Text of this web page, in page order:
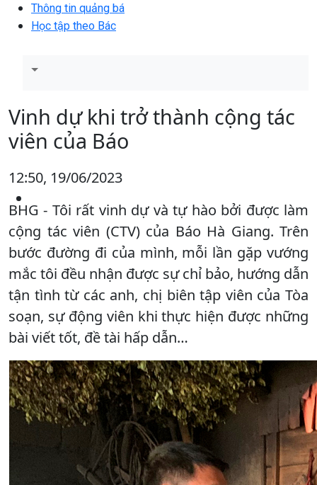
Thông tin quảng bá
Học tập theo Bác
Vinh dự khi trở thành cộng tác
viên của Báo
12:50, 19/06/2023
BHG - Tôi rất vinh dự và tự hào bởi được làm
cộng tác viên (CTV) của Báo Hà Giang. Trên
bước đường đi của mình, mỗi lần gặp vướng
mắc tôi đều nhận được sự chỉ bảo, hướng dẫn
tận tình từ các anh, chị biên tập viên của Tòa
soạn, sự động viên khi thực hiện được những
bài viết tốt, đề tài hấp dẫn…